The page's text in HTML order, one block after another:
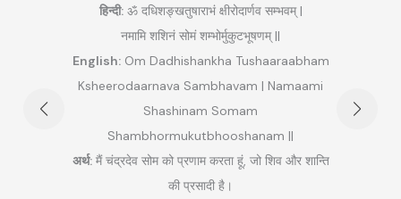
हिन्दी:ॐ दधिशङ्खतुषाराभं क्षीरोदार्णव सम्भवम् |
नमामि शशिनं सोमं शम्भोर्मुकुटभूषणम् ||
English:Om Dadhishankha Tushaaraabham
Ksheerodaarnava Sambhavam | Namaami
Shashinam Somam
Shambhormukutbhooshanam ||
अर्थ:मैं चंद्रदेव सोम को प्रणाम करता हूं, जो शिव और शान्ति
की प्रसादी है।